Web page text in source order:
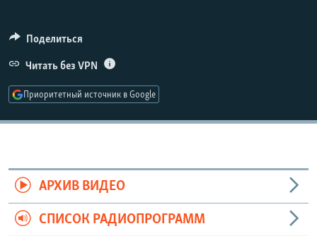
ПОДПИШИТЕСЬ НА РАССЫЛКУ
Все сайты РСЕ/РС
Поделиться
Читать без VPN
Приоритетный источник в Google
АРХИВ ВИДЕО
СПИСОК РАДИОПРОГРАММ